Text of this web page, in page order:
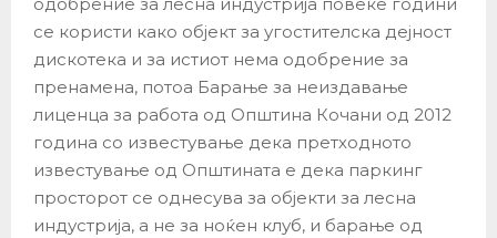
се користи како објект за угостителска дејност
дискотека и за истиот нема одобрение за
пренамена, потоа Барање за неиздавање
лиценца за работа од Општина Кочани од 2012
година со известување дека претходното
известување од Општината е дека паркинг
просторот се однесува за објекти за лесна
индустрија, а не за ноќен клуб, и барање од